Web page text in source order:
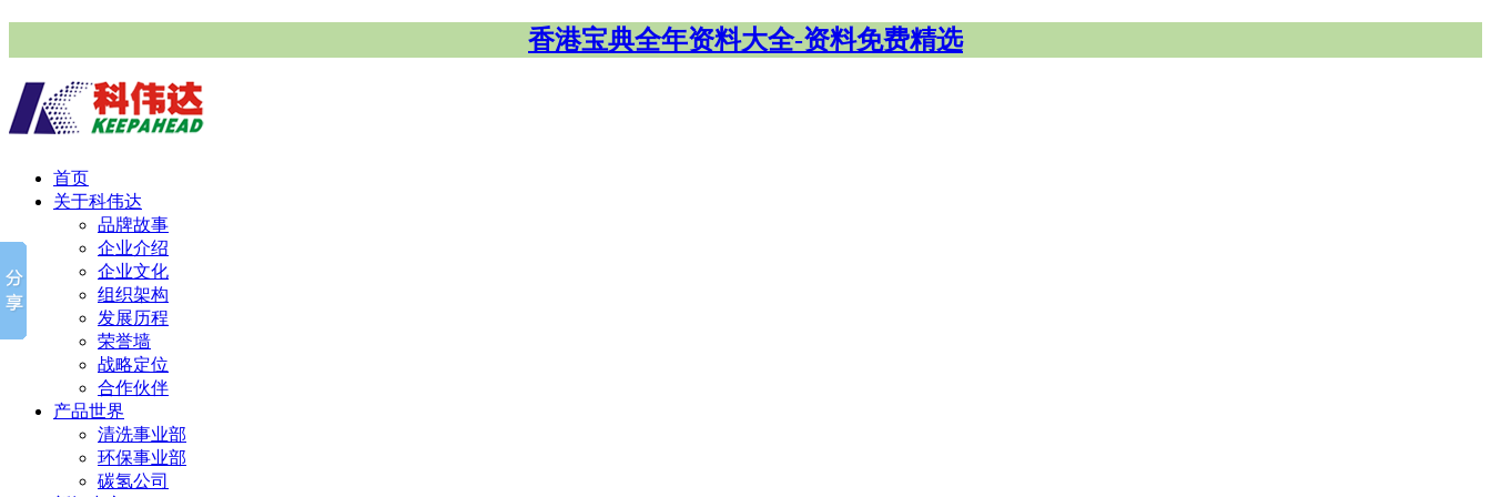
香港宝典全年资料大全-资料免费精选
首页
关于科伟达
品牌故事
企业介绍
企业文化
组织架构
发展历程
荣誉墙
战略定位
合作伙伴
产品世界
清洗事业部
环保事业部
碳氢公司